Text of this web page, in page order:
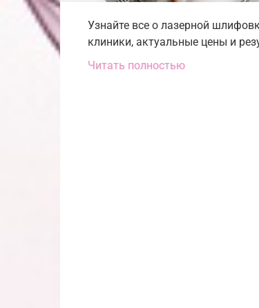
Узнайте все о лазерной
клиники, актуальные цены и
Читать полностью